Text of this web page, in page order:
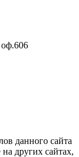
оф.606
данного сайта
других сайтах,